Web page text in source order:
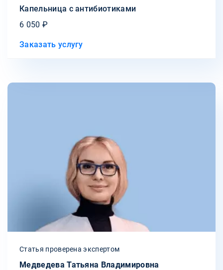
Капельница с антибиотиками
6 050 ₽
Заказать услугу
Статья проверена экспертом
Медведева Татьяна Владимировна